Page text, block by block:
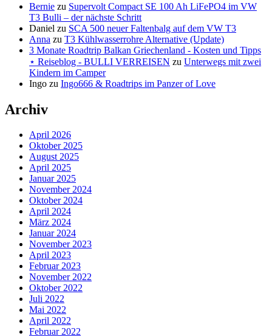
Bernie zu Supervolt Compact SE 100 Ah LiFePO4 im VW
T3 Bulli – der nächste Schritt
Daniel zu SCA 500 neuer Faltenbalg auf dem VW T3
Anna zu T3 Kühlwasserrohre Alternative (Update)
3 Monate Roadtrip Balkan Griechenland - Kosten und Tipps
⋆ Reiseblog - BULLI VERREISEN zu Unterwegs mit zwei
Kindern im Camper
Ingo zu Ingo666 & Roadtrips im Panzer of Love
Archiv
April 2026
Oktober 2025
August 2025
April 2025
Januar 2025
November 2024
Oktober 2024
April 2024
März 2024
Januar 2024
November 2023
April 2023
Februar 2023
November 2022
Oktober 2022
Juli 2022
Mai 2022
April 2022
Februar 2022